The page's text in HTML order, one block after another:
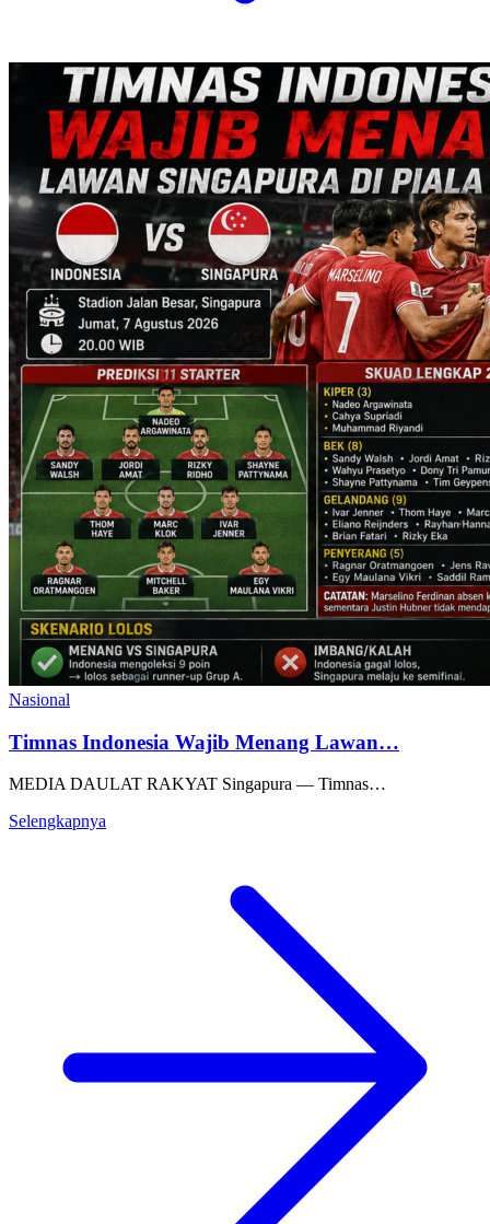
Nasional
Timnas Indonesia Wajib Menang Lawan…
MEDIA DAULAT RAKYAT Singapura — Timnas…
Selengkapnya